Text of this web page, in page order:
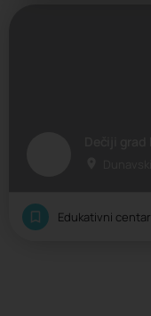
Edukativni centar